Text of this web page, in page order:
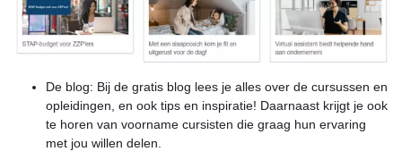
De blog: Bij de gratis blog lees je alles over de cursussen en
opleidingen, en ook tips en inspiratie! Daarnaast krijgt je ook
te horen van voorname cursisten die graag hun ervaring
met jou willen delen.